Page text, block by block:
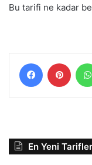
Bu tarifi ne kadar
Facebook
En Yeni Tarifler